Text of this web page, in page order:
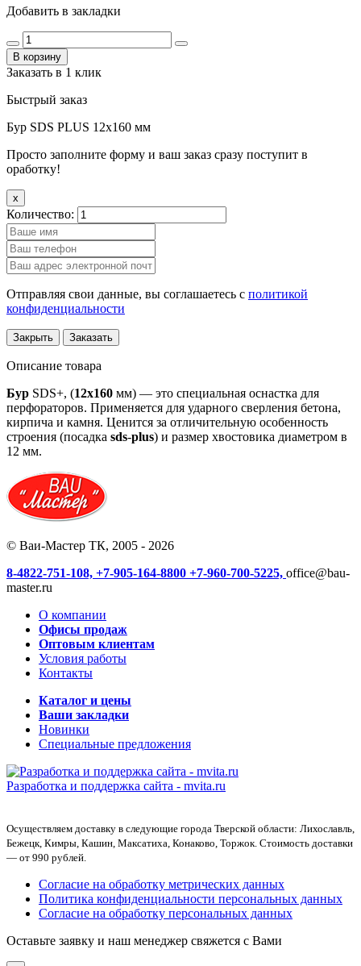
Добавить в закладки
В корзину
Заказать в 1 клик
Быстрый заказ
Бур SDS PLUS 12х160 мм
Просто заполните форму и ваш заказ сразу поступит в
оработку!
x
Количество:
Отправляя свои данные, вы соглашаетесь с политикой
конфиденциальности
Закрыть Заказать
Описание товара
Бур SDS+, (12х160 мм) — это специальная оснастка для
перфораторов. Применяется для ударного сверления бетона,
кирпича и камня. Ценится за отличительную особенность
строения (посадка sds-plus) и размер хвостовика диаметром в
12 мм.
© Ваи-Мастер ТК, 2005 - 2026
8-4822-751-108, +7-905-164-8800 +7-960-700-5225, office@bau-
master.ru
О компании
Офисы продаж
Оптовым клиентам
Условия работы
Контакты
Каталог и цены
Ваши закладки
Новинки
Специальные предложения
Разработка и поддержка сайта - mvita.ru
Осуществляем доставку в следующие города Тверской области: Лихославль,
Бежецк, Кимры, Кашин, Максатиха, Конаково, Торжок. Стоимость доставки
— от 990 рублей.
Согласие на обработку метрических данных
Политика конфиденциальности персональных данных
Согласие на обработку персональных данных
Оставьте заявку и наш менеджер свяжется с Вами